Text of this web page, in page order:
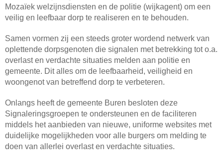
Mozaïek welzijnsdiensten en de politie (wijkagent) om een
veilig en leefbaar dorp te realiseren en te behouden.
Samen vormen zij een steeds groter wordend netwerk van
oplettende dorpsgenoten die signalen met betrekking tot o.a.
overlast en verdachte situaties melden aan politie en
gemeente. Dit alles om de leefbaarheid, veiligheid en
woongenot van betreffend dorp te verbeteren.
Onlangs heeft de gemeente Buren besloten deze
Signaleringsgroepen te ondersteunen en de faciliteren
middels het aanbieden van nieuwe, uniforme websites met
duidelijke mogelijkheden voor alle burgers om melding te
doen van allerlei overlast en verdachte situaties.